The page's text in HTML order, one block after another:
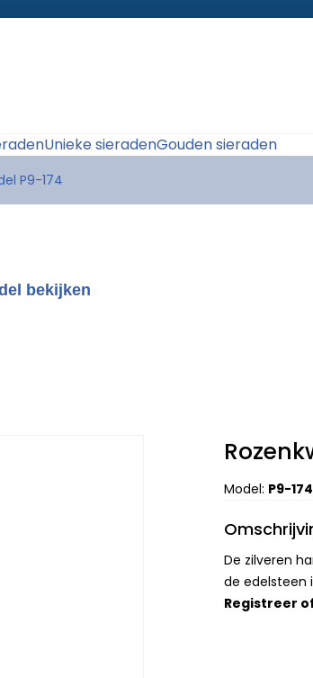
Unieke sieradenGouden sieraden
P9-174
bekijken
Model: P9-
De zilveren
de edelsteen
Registreer